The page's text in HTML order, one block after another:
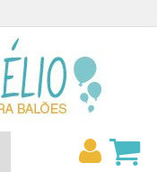
conta